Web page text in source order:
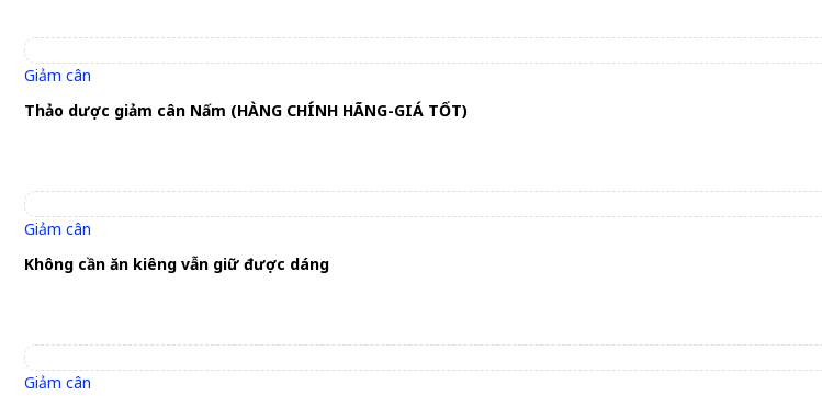
Giảm cân
Thảo dược giảm cân Nấm (HÀNG CHÍNH HÃNG-GIÁ TỐT)
Giảm cân
Không cần ăn kiêng vẫn giữ được dáng
Giảm cân